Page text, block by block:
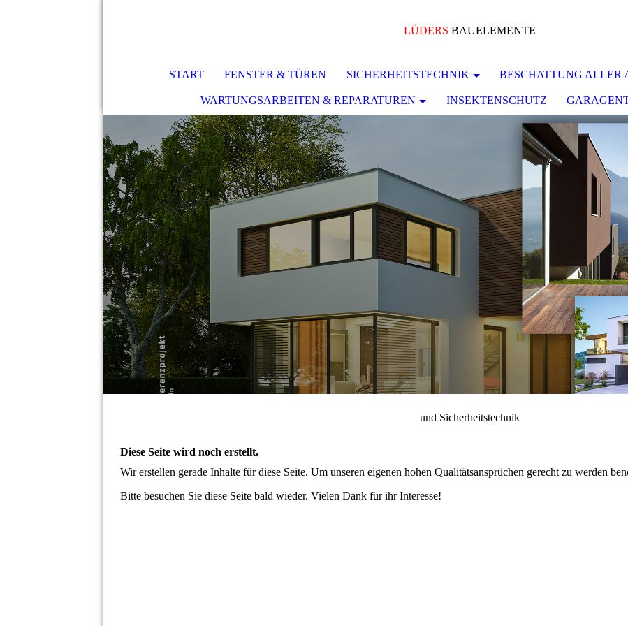
LÜDERS BAUELEMENTE
START FENSTER & TÜREN SICHERHEITSTECHNIK BESCHATTUNG ALLER
WARTUNGSARBEITEN & REPARATUREN INSEKTENSCHUTZ
und Sicherheitstechnik
Diese Seite wird noch erstellt.
Wir erstellen gerade Inhalte für diese Seite. Um unseren eigenen hohen Qualitätsansprüchen gerecht zu werden
Bitte besuchen Sie diese Seite bald wieder. Vielen Dank für ihr Interesse!